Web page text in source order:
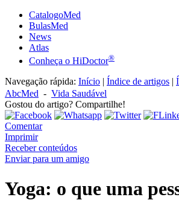
CatalogoMed
BulasMed
News
Atlas
Conheça o HiDoctor®
Navegação rápida: Início | Índice de artigos |
AbcMed - Vida Saudável
Gostou do artigo? Compartilhe!
Comentar
Imprimir
Receber conteúdos
Enviar para um amigo
Yoga: o que uma